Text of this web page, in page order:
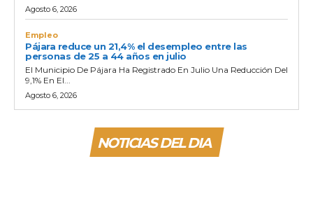
Agosto 6, 2026
Empleo
Pájara reduce un 21,4% el desempleo entre las
personas de 25 a 44 años en julio
El Municipio De Pájara Ha Registrado En Julio Una Reducción Del
9,1% En El...
Agosto 6, 2026
NOTICIAS DEL DIA